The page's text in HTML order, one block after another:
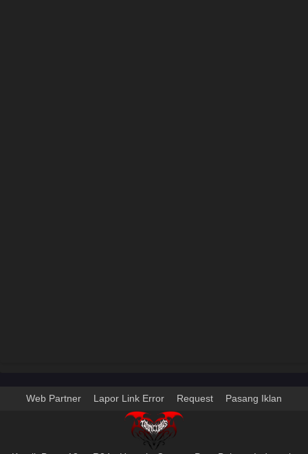
Web Partner Lapor Link Error Request Pasang Iklan